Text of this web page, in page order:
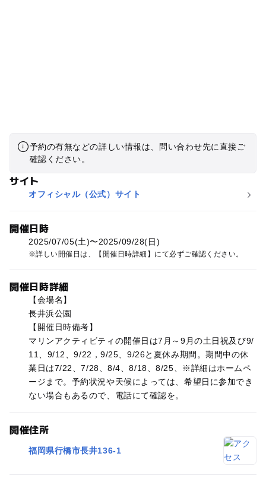
予約の有無などの詳しい情報は、問い合わせ先に直接ご
確認ください。
サイト
オフィシャル（公式）サイト
開催日時
2025/07/05(土)〜2025/09/28(日)
詳しい開催日は、【開催日時詳細】にて必ずご確認ください。
開催日時詳細
【会場名】
長井浜公園
【開催日時備考】
マリンアクティビティの開催日は7月～9月の土日祝及び9/
11、9/12、9/22，9/25、9/26と夏休み期間。期間中の休
業日は7/22、7/28、8/4、8/18、8/25、※詳細はホームペ
ージまで。予約状況や天候によっては、希望日に参加でき
ない場合もあるので、電話にて確認を。
開催住所
福岡県行橋市長井136-1